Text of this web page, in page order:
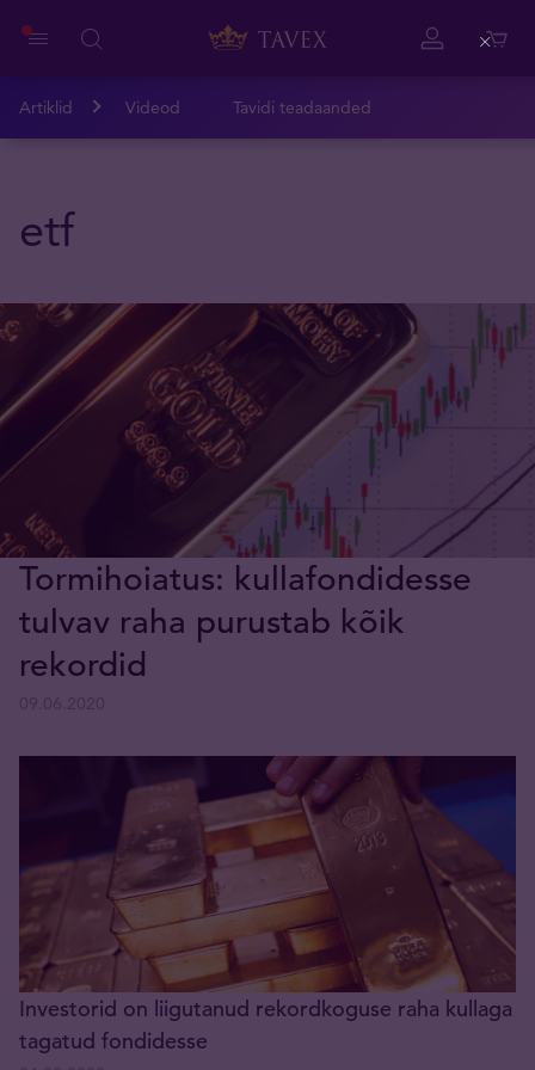
Artiklid Videod Tavidi teadaanded
etf
Tormihoiatus: kullafondidesse
tulvav raha purustab kõik
rekordid
Investorid on liigutanud rekordkoguse raha kullaga
tagatud fondidesse
Close